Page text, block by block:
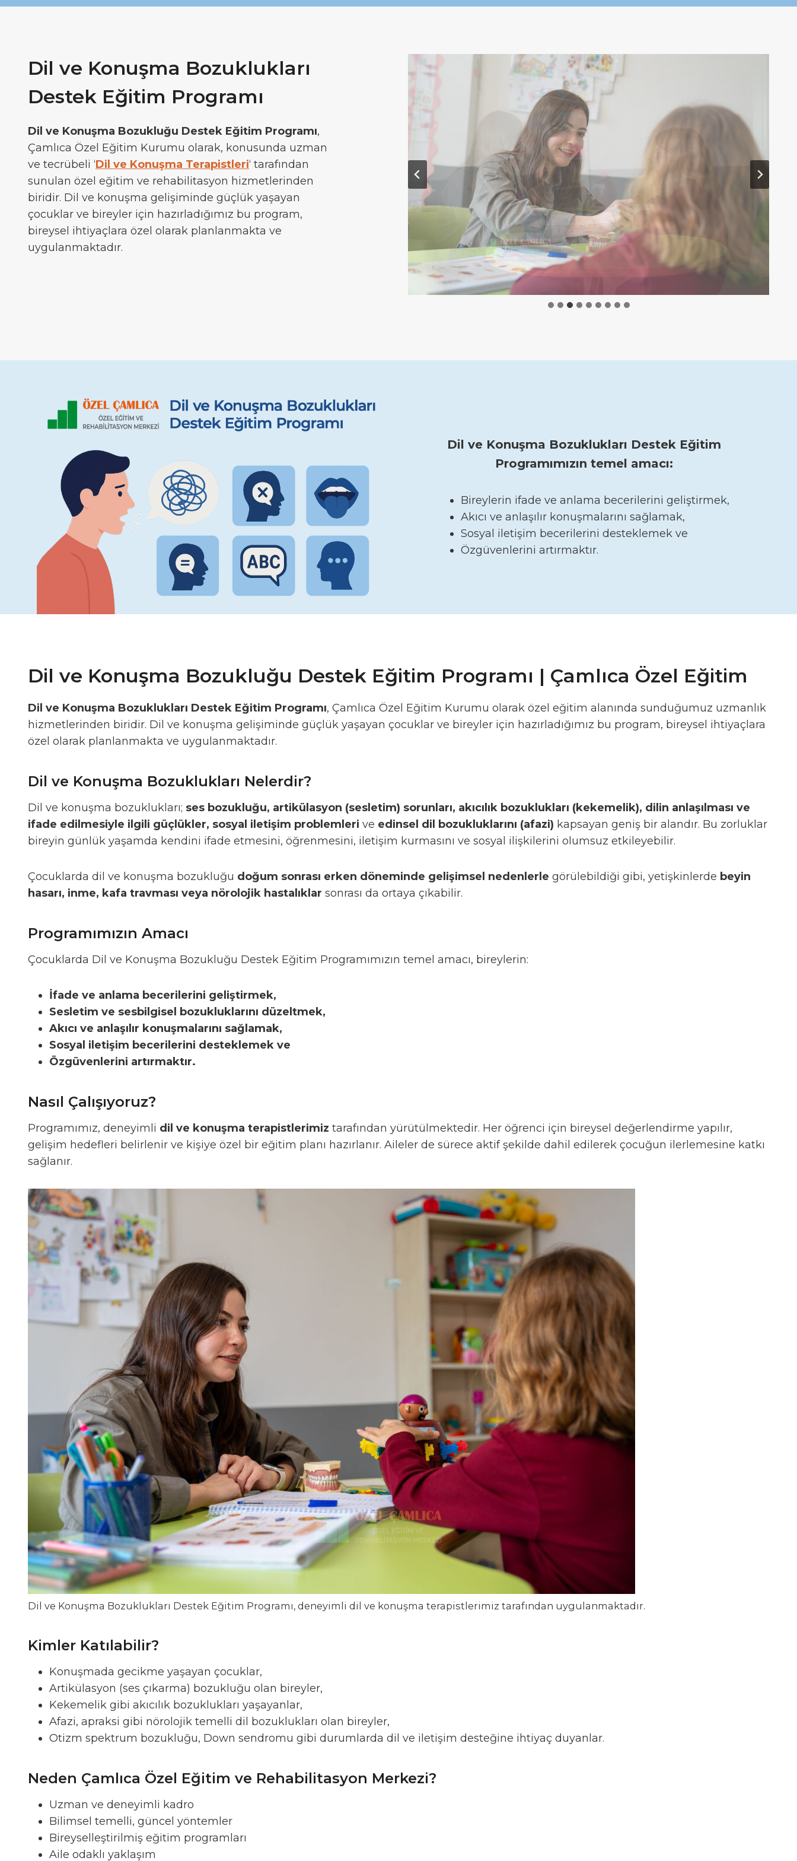
Dil ve Konuşma Bozuklukları
Destek Eğitim Programı
Dil ve Konuşma Bozukluğu Destek Eğitim Programı,
Çamlıca Özel Eğitim Kurumu olarak, konusunda uzman
ve tecrübeli ‘Dil ve Konuşma Terapistleri‘ tarafından
sunulan özel eğitim ve rehabilitasyon hizmetlerinden
biridir. Dil ve konuşma gelişiminde güçlük yaşayan
çocuklar ve bireyler için hazırladığımız bu program,
bireysel ihtiyaçlara özel olarak planlanmakta ve
uygulanmaktadır.
Dil ve Konuşma Bozuklukları Destek Eğitim
Programımızın temel amacı:
Bireylerin ifade ve anlama becerilerini geliştirmek,
Akıcı ve anlaşılır konuşmalarını sağlamak,
Sosyal iletişim becerilerini desteklemek ve
Özgüvenlerini artırmaktır.
Dil ve Konuşma Bozukluğu Destek Eğitim Programı | Çamlıca Özel Eğitim
Dil ve Konuşma Bozuklukları Destek Eğitim Programı, Çamlıca Özel Eğitim Kurumu olarak özel eğitim alanında sunduğumuz uzmanlık
hizmetlerinden biridir. Dil ve konuşma gelişiminde güçlük yaşayan çocuklar ve bireyler için hazırladığımız bu program, bireysel ihtiyaçlara
özel olarak planlanmakta ve uygulanmaktadır.
Dil ve Konuşma Bozuklukları Nelerdir?
Dil ve konuşma bozuklukları; ses bozukluğu, artikülasyon (sesletim) sorunları, akıcılık bozuklukları (kekemelik), dilin anlaşılması ve
ifade edilmesiyle ilgili güçlükler, sosyal iletişim problemleri ve edinsel dil bozukluklarını (afazi) kapsayan geniş bir alandır. Bu zorluklar
bireyin günlük yaşamda kendini ifade etmesini, öğrenmesini, iletişim kurmasını ve sosyal ilişkilerini olumsuz etkileyebilir.
Çocuklarda dil ve konuşma bozukluğu doğum sonrası erken döneminde gelişimsel nedenlerle görülebildiği gibi, yetişkinlerde beyin
hasarı, inme, kafa travması veya nörolojik hastalıklar sonrası da ortaya çıkabilir.
Programımızın Amacı
Çocuklarda Dil ve Konuşma Bozukluğu Destek Eğitim Programımızın temel amacı, bireylerin:
İfade ve anlama becerilerini geliştirmek,
Sesletim ve sesbilgisel bozukluklarını düzeltmek,
Akıcı ve anlaşılır konuşmalarını sağlamak,
Sosyal iletişim becerilerini desteklemek ve
Özgüvenlerini artırmaktır.
Nasıl Çalışıyoruz?
Programımız, deneyimli dil ve konuşma terapistlerimiz tarafından yürütülmektedir. Her öğrenci için bireysel değerlendirme yapılır,
gelişim hedefleri belirlenir ve kişiye özel bir eğitim planı hazırlanır. Aileler de sürece aktif şekilde dahil edilerek çocuğun ilerlemesine katkı
sağlanır.
Dil ve Konuşma Bozuklukları Destek Eğitim Programı, deneyimli dil ve konuşma terapistlerimiz tarafından uygulanmaktadır.
Kimler Katılabilir?
Konuşmada gecikme yaşayan çocuklar,
Artikülasyon (ses çıkarma) bozukluğu olan bireyler,
Kekemelik gibi akıcılık bozuklukları yaşayanlar,
Afazi, apraksi gibi nörolojik temelli dil bozuklukları olan bireyler,
Otizm spektrum bozukluğu, Down sendromu gibi durumlarda dil ve iletişim desteğine ihtiyaç duyanlar.
Neden Çamlıca Özel Eğitim ve Rehabilitasyon Merkezi?
Uzman ve deneyimli kadro
Bilimsel temelli, güncel yöntemler
Bireyselleştirilmiş eğitim programları
Aile odaklı yaklaşım